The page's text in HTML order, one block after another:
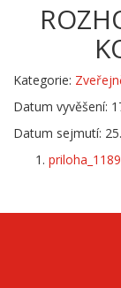
Kategorie:
Datum vyvěšení:
Datum sejmutí: